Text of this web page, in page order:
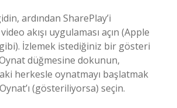
ardından SharePlay’i
akışı uygulaması açın (Apple
İzlemek istediğiniz bir gösteri
düğmesine dokunun,
herkesle oynatmayı başlatmak
(gösteriliyorsa) seçin.